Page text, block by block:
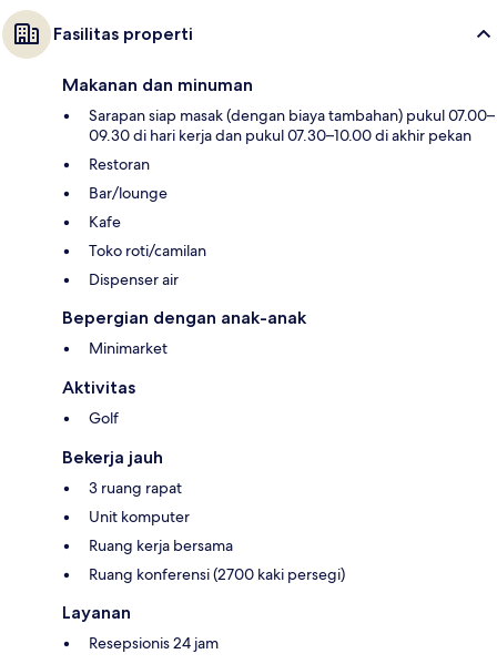
Fasilitas properti
Makanan dan minuman
Sarapan siap masak (dengan biaya tambahan) pukul 07.00–
09.30 di hari kerja dan pukul 07.30–10.00 di akhir pekan
Restoran
Bar/lounge
Kafe
Toko roti/camilan
Dispenser air
Bepergian dengan anak-anak
Minimarket
Aktivitas
Golf
Bekerja jauh
3 ruang rapat
Unit komputer
Ruang kerja bersama
Ruang konferensi (2700 kaki persegi)
Layanan
Resepsionis 24 jam